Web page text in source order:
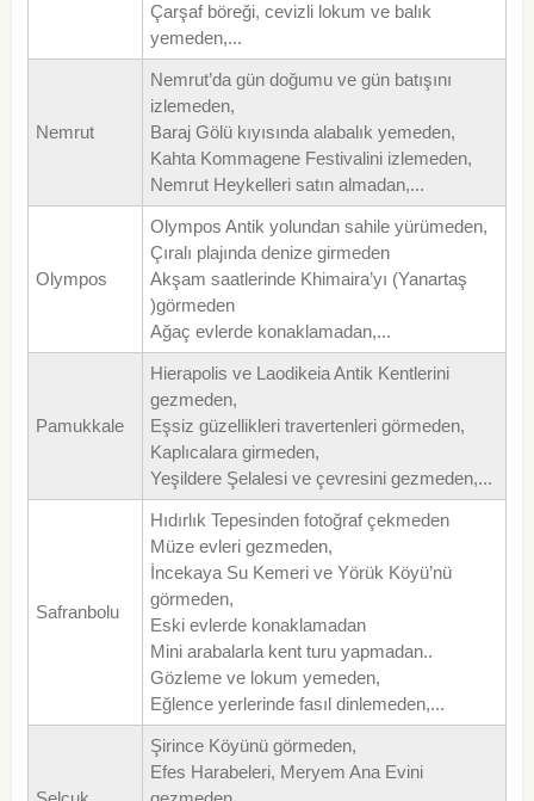
Çarşaf böreği, cevizli lokum ve balık
yemeden,...
Nemrut
Nemrut’da gün doğumu ve gün batışını
izlemeden,
Baraj Gölü kıyısında alabalık yemeden,
Kahta Kommagene Festivalini izlemeden,
Nemrut Heykelleri satın almadan,...
Olympos
Olympos Antik yolundan sahile yürümeden,
Çıralı plajında denize girmeden
Akşam saatlerinde Khimaira’yı (Yanartaş
)görmeden
Ağaç evlerde konaklamadan,...
Pamukkale
Hierapolis ve Laodikeia Antik Kentlerini
gezmeden,
Eşsiz güzellikleri travertenleri görmeden,
Kaplıcalara girmeden,
Yeşildere Şelalesi ve çevresini gezmeden,...
Safranbolu
Hıdırlık Tepesinden fotoğraf çekmeden
Müze evleri gezmeden,
İncekaya Su Kemeri ve Yörük Köyü’nü
görmeden,
Eski evlerde konaklamadan
Mini arabalarla kent turu yapmadan..
Gözleme ve lokum yemeden,
Eğlence yerlerinde fasıl dinlemeden,...
Şirince Köyünü görmeden,
Efes Harabeleri, Meryem Ana Evini